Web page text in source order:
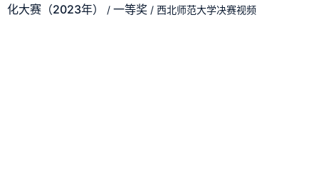
化大赛（2023年）
/ 一等奖 / 西北师范大学决赛视频